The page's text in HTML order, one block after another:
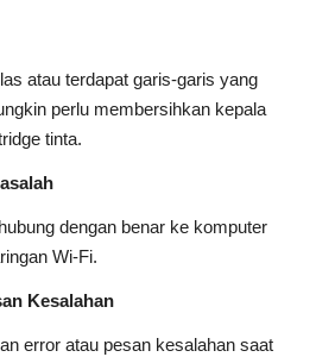
atau terdapat garis-garis yang
perlu membersihkan kepala
tinta.
dengan benar ke komputer
Wi-Fi.
Kesalahan
error atau pesan kesalahan saat